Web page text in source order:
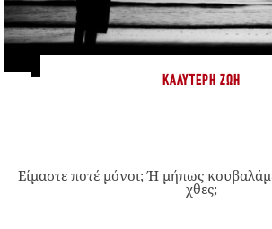
ΚΑΛΎΤΕΡΗ ΖΩΉ
Είμαστε ποτέ μόνοι; Ή μήπως
χθες;